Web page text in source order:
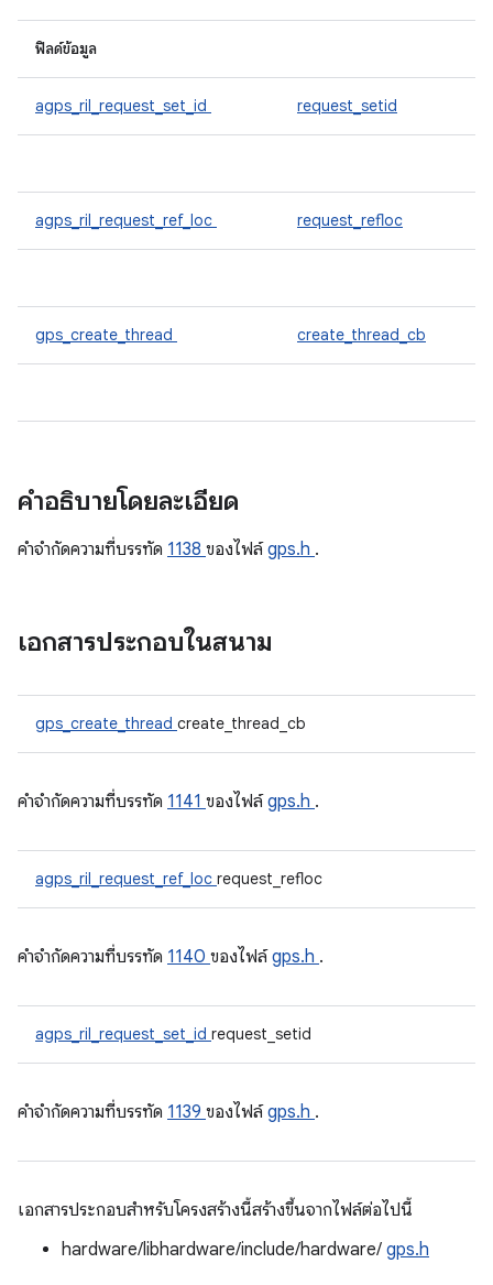
ฟิลด์ข้อมูล
agps_ril_request_set_id request_setid
agps_ril_request_ref_loc request_refloc
gps_create_thread create_thread_cb
คำอธิบายโดยละเอียด
คําจํากัดความที่บรรทัด 1138 ของไฟล์gps.h .
เอกสารประกอบในสนาม
gps_create_thread create_thread_cb
คําจํากัดความที่บรรทัด 1141 ของไฟล์gps.h .
agps_ril_request_ref_loc request_refloc
คําจํากัดความที่บรรทัด 1140 ของไฟล์gps.h .
agps_ril_request_set_id request_setid
คําจํากัดความที่บรรทัด 1139 ของไฟล์gps.h .
เอกสารประกอบสำหรับโครงสร้างนี้สร้างขึ้นจากไฟล์ต่อไปนี้
hardware/libhardware/include/hardware/ gps.h